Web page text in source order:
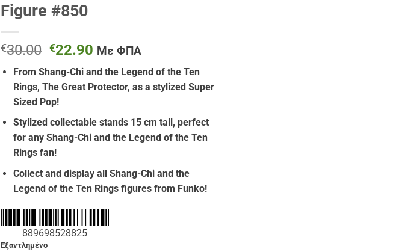
Figure #850
€30.00 Original
price
was:
€30.00.
€22.90 Η
τρέχουσα
τιμή
είναι:
Με ΦΠΑ
From Shang-Chi and the Legend of the Ten
Rings, The Great Protector, as a stylized Super
Sized Pop!
Stylized collectable stands 15 cm tall, perfect
for any Shang-Chi and the Legend of the Ten
Rings fan!
Collect and display all Shang-Chi and the
Legend of the Ten Rings figures from Funko!
889698528825
Εξαντλημένο